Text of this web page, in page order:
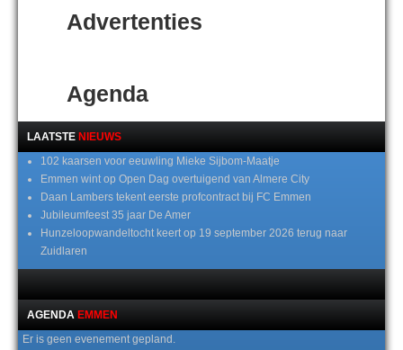
Advertenties
Agenda
LAATSTE NIEUWS
102 kaarsen voor eeuwling Mieke Sijbom-Maatje
Emmen wint op Open Dag overtuigend van Almere City
Daan Lambers tekent eerste profcontract bij FC Emmen
Jubileumfeest 35 jaar De Amer
Hunzeloopwandeltocht keert op 19 september 2026 terug naar
Zuidlaren
AGENDA EMMEN
Er is geen evenement gepland.